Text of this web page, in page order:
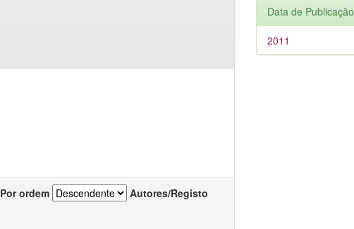
Por ordem Autores/Registo
Data de Publicação
2011